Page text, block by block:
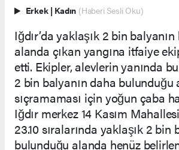
Erkek | Kadın (Haberi Sesli Oku)
Iğdır’da yaklaşık 2 bin
alanda çıkan yangına itfaiye
etti. Ekipler, alevlerin yanında
2 bin balyanın daha bulunduğu
sıçramaması için yoğun çaba
Iğdır merkez 14 Kasım
23.10 sıralarında yaklaşık 2 bin
bulunduğu alanda henüz